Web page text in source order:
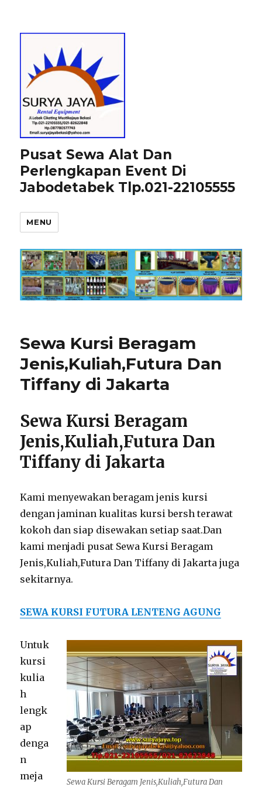
Pusat Sewa Alat Dan
Perlengkapan Event Di
Jabodetabek Tlp.021-22105555
MENU
Sewa Kursi Beragam
Jenis,Kuliah,Futura Dan
Tiffany di Jakarta
Sewa Kursi Beragam
Jenis,Kuliah,Futura Dan
Tiffany di Jakarta
Kami menyewakan beragam jenis kursi
dengan jaminan kualitas kursi bersh terawat
kokoh dan siap disewakan setiap saat.Dan
kami menjadi pusat Sewa Kursi Beragam
Jenis,Kuliah,Futura Dan Tiffany di Jakarta juga
sekitarnya.
SEWA KURSI FUTURA LENTENG AGUNG
Sewa Kursi Beragam Jenis,Kuliah,Futura Dan
Untuk
kursi
kulia
h
lengk
ap
denga
n
meja